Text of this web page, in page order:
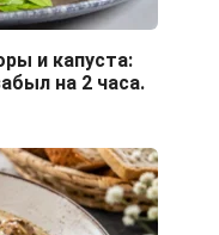
и капуста:
на 2 часа.